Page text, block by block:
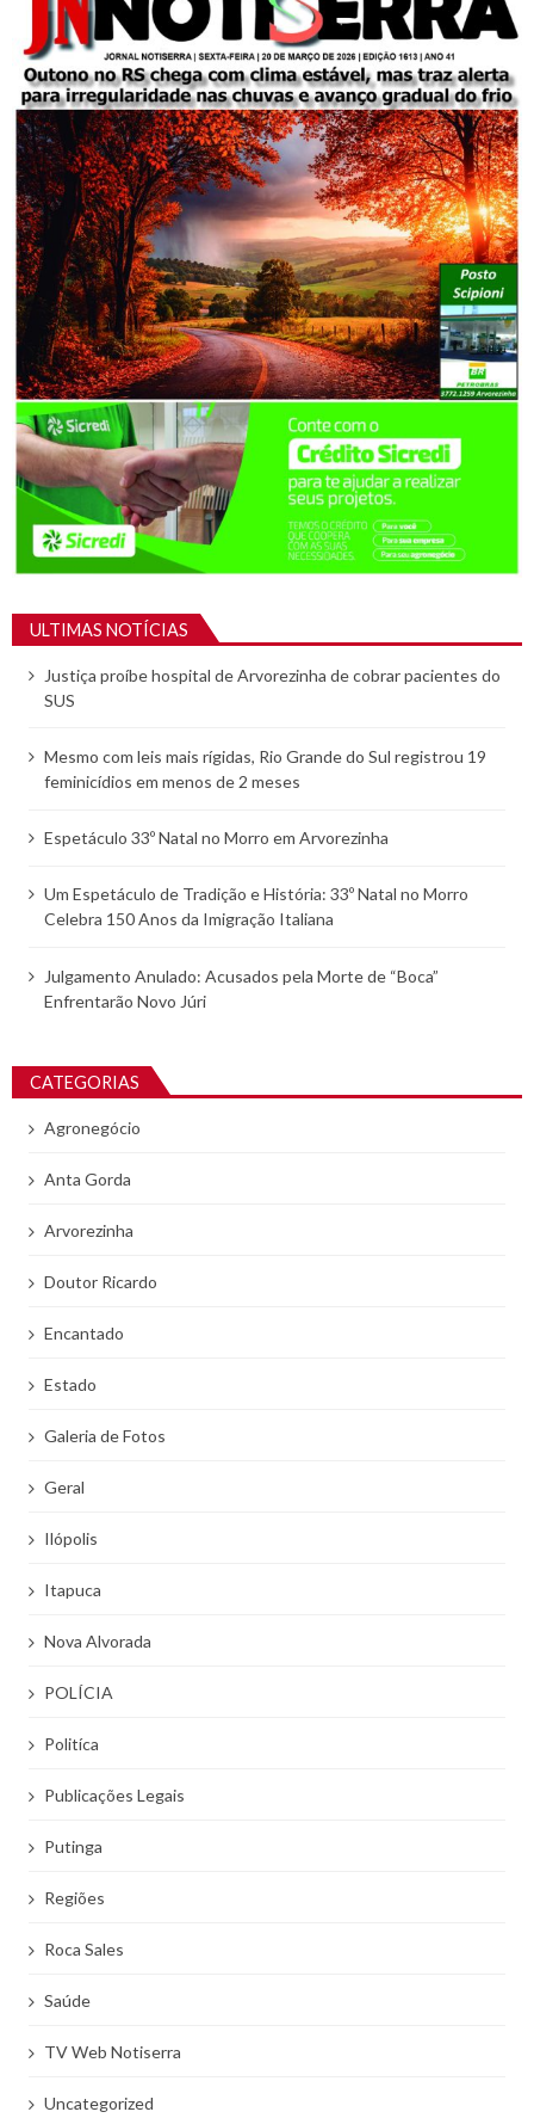
ULTIMAS NOTÍCIAS
Justiça proíbe hospital de Arvorezinha de cobrar pacientes do
SUS
Mesmo com leis mais rígidas, Rio Grande do Sul registrou 19
feminicídios em menos de 2 meses
Espetáculo 33º Natal no Morro em Arvorezinha
Um Espetáculo de Tradição e História: 33º Natal no Morro
Celebra 150 Anos da Imigração Italiana
Julgamento Anulado: Acusados pela Morte de “Boca”
Enfrentarão Novo Júri
CATEGORIAS
Agronegócio
Anta Gorda
Arvorezinha
Doutor Ricardo
Encantado
Estado
Galeria de Fotos
Geral
Ilópolis
Itapuca
Nova Alvorada
POLÍCIA
Politíca
Publicações Legais
Putinga
Regiões
Roca Sales
Saúde
TV Web Notiserra
Uncategorized